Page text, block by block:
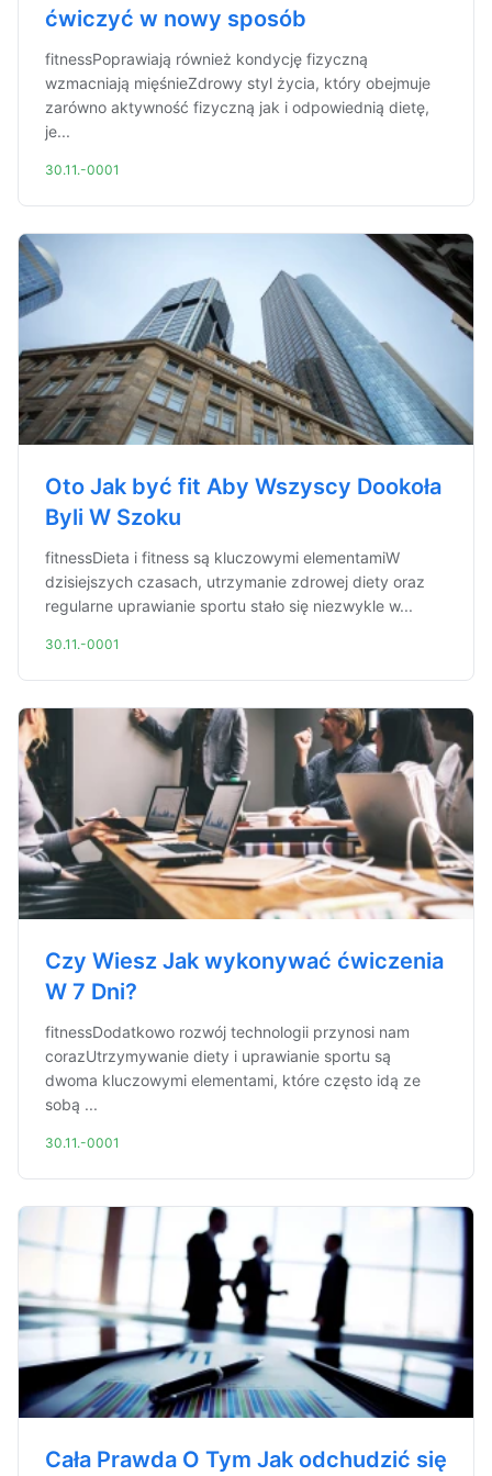
ćwiczyć w nowy sposób
fitnessPoprawiają również kondycję fizyczną
wzmacniają mięśnieZdrowy styl życia, który obejmuje
zarówno aktywność fizyczną jak i odpowiednią dietę,
je...
30.11.-0001
Oto Jak być fit Aby Wszyscy Dookoła
Byli W Szoku
fitnessDieta i fitness są kluczowymi elementamiW
dzisiejszych czasach, utrzymanie zdrowej diety oraz
regularne uprawianie sportu stało się niezwykle w...
30.11.-0001
Czy Wiesz Jak wykonywać ćwiczenia
W 7 Dni?
fitnessDodatkowo rozwój technologii przynosi nam
corazUtrzymywanie diety i uprawianie sportu są
dwoma kluczowymi elementami, które często idą ze
sobą ...
30.11.-0001
Cała Prawda O Tym Jak odchudzić się